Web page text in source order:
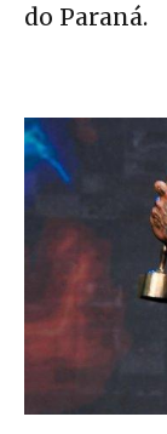
do Paraná.